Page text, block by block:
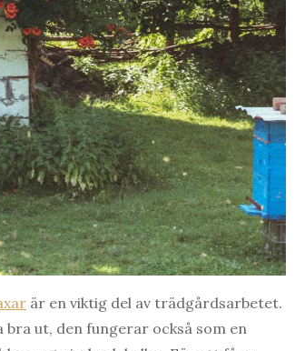
är en viktig del av trädgårdsarbetet.
bra ut, den fungerar också som en